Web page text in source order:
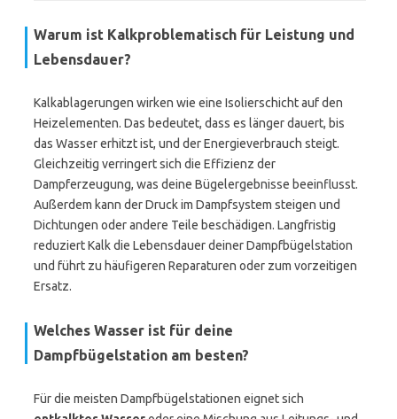
Warum ist Kalkproblematisch für Leistung und
Lebensdauer?
Kalkablagerungen wirken wie eine Isolierschicht auf den
Heizelementen. Das bedeutet, dass es länger dauert, bis
das Wasser erhitzt ist, und der Energieverbrauch steigt.
Gleichzeitig verringert sich die Effizienz der
Dampferzeugung, was deine Bügelergebnisse beeinflusst.
Außerdem kann der Druck im Dampfsystem steigen und
Dichtungen oder andere Teile beschädigen. Langfristig
reduziert Kalk die Lebensdauer deiner Dampfbügelstation
und führt zu häufigeren Reparaturen oder zum vorzeitigen
Ersatz.
Welches Wasser ist für deine
Dampfbügelstation am besten?
Für die meisten Dampfbügelstationen eignet sich